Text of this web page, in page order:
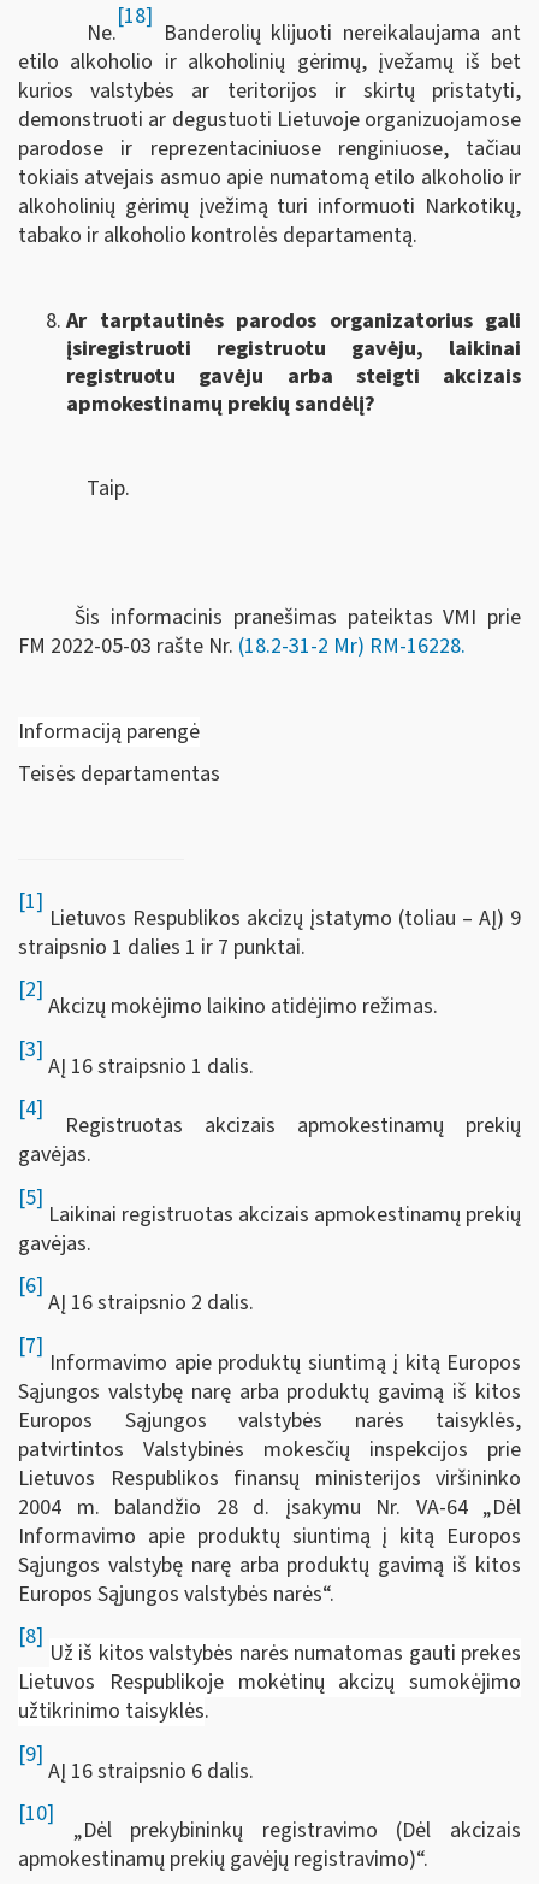
Ne.
[18]
Banderolių klijuoti nereikalaujama ant
etilo alkoholio ir alkoholinių gėrimų, įvežamų iš bet
kurios valstybės ar teritorijos ir skirtų pristatyti,
demonstruoti ar degustuoti Lietuvoje organizuojamose
parodose ir reprezentaciniuose renginiuose, tačiau
tokiais atvejais asmuo apie numatomą etilo alkoholio ir
alkoholinių gėrimų įvežimą turi informuoti Narkotikų,
tabako ir alkoholio kontrolės departamentą.
Ar tarptautinės parodos organizatorius gali
įsiregistruoti registruotu gavėju, laikinai
registruotu gavėju arba steigti akcizais
apmokestinamų prekių sandėlį?
Taip.
Šis informacinis pranešimas pateiktas VMI prie
FM 2022-05-03 rašte Nr. (18.2-31-2 Mr) RM-16228.
Informaciją parengė
Teisės departamentas
[1]
Lietuvos Respublikos akcizų įstatymo (toliau – AĮ) 9
straipsnio 1 dalies 1 ir 7 punktai.
[2]
Akcizų mokėjimo laikino atidėjimo režimas.
[3]
AĮ 16 straipsnio 1 dalis.
[4]
Registruotas akcizais apmokestinamų prekių
gavėjas.
[5]
Laikinai registruotas akcizais apmokestinamų prekių
gavėjas.
[6]
AĮ 16 straipsnio 2 dalis.
[7]
Informavimo apie produktų siuntimą į kitą Europos
Sąjungos valstybę narę arba produktų gavimą iš kitos
Europos Sąjungos valstybės narės taisyklės,
patvirtintos Valstybinės mokesčių inspekcijos prie
Lietuvos Respublikos finansų ministerijos viršininko
2004 m. balandžio 28 d. įsakymu Nr. VA-64 „Dėl
Informavimo apie produktų siuntimą į kitą Europos
Sąjungos valstybę narę arba produktų gavimą iš kitos
Europos Sąjungos valstybės narės“.
[8]
Už iš kitos valstybės narės numatomas gauti prekes
Lietuvos Respublikoje mokėtinų akcizų sumokėjimo
užtikrinimo taisyklės.
[9]
AĮ 16 straipsnio 6 dalis.
[10]
„Dėl prekybininkų registravimo (Dėl akcizais
apmokestinamų prekių gavėjų registravimo)“.